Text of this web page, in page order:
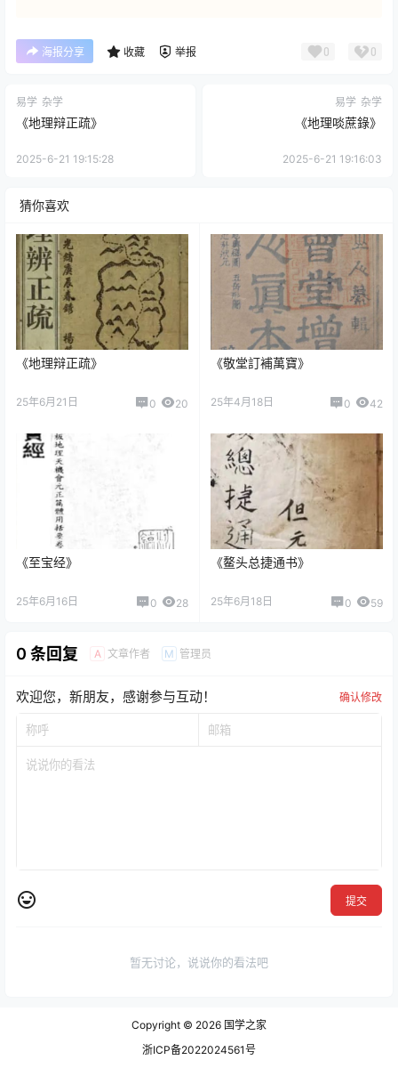
海报分享 收藏 举报 0 0
易学 杂学
《地理辩正疏》
2025-6-21 19:15:28
易学 杂学
《地理啖蔗錄》
2025-6-21 19:16:03
猜你喜欢
《地理辩正疏》
25年6月21日 0 20
《敬堂訂補萬寶》
25年4月18日 0 42
《至宝经》
25年6月16日 0 28
《鳌头总捷通书》
25年6月18日 0 59
0 条回复 A 文章作者 M 管理员
欢迎您，新朋友，感谢参与互动！ 确认修改
提交
暂无讨论，说说你的看法吧
Copyright © 2026 国学之家
浙ICP备2022024561号